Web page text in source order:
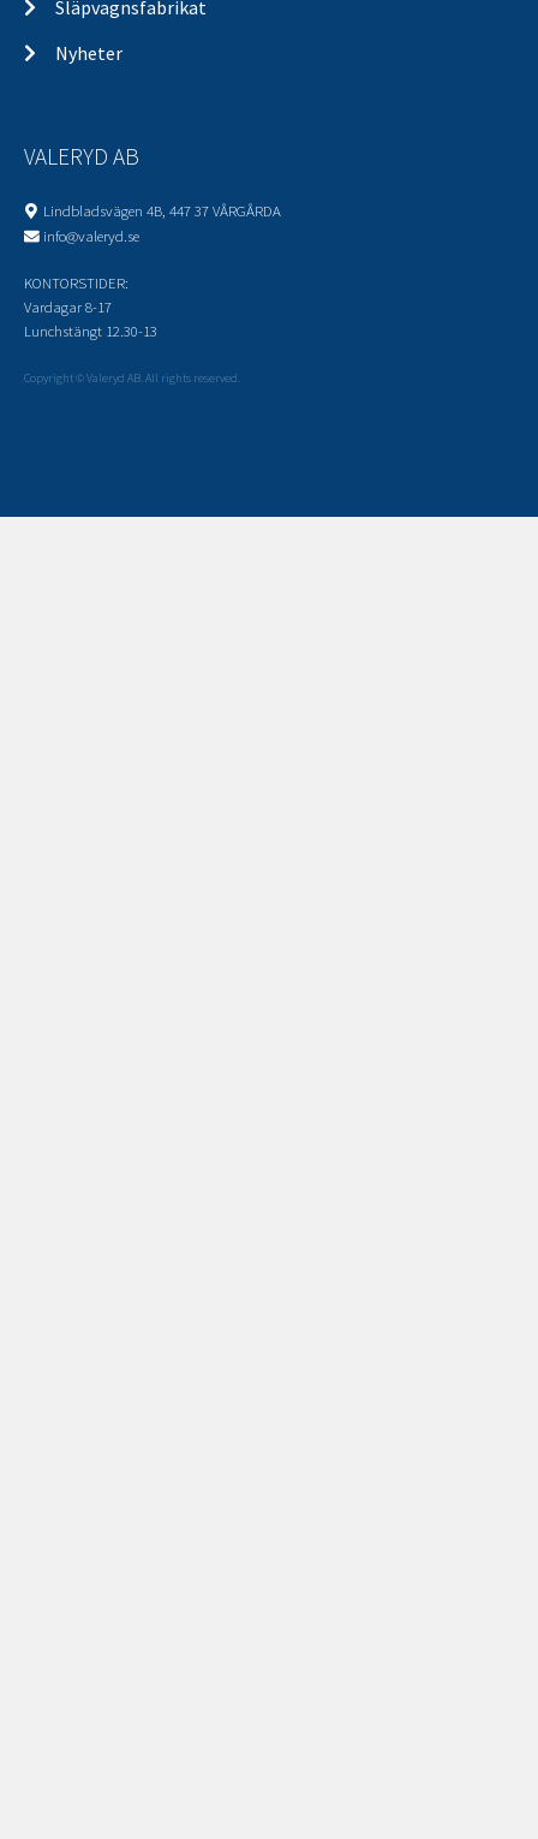
Släpvagnsfabrikat
Nyheter
VALERYD AB
Lindbladsvägen 4B, 447 37 VÅRGÅRDA
info@valeryd.se
KONTORSTIDER:
Vardagar 8-17
Lunchstängt 12.30-13
Copyright © Valeryd AB. All rights reserved.